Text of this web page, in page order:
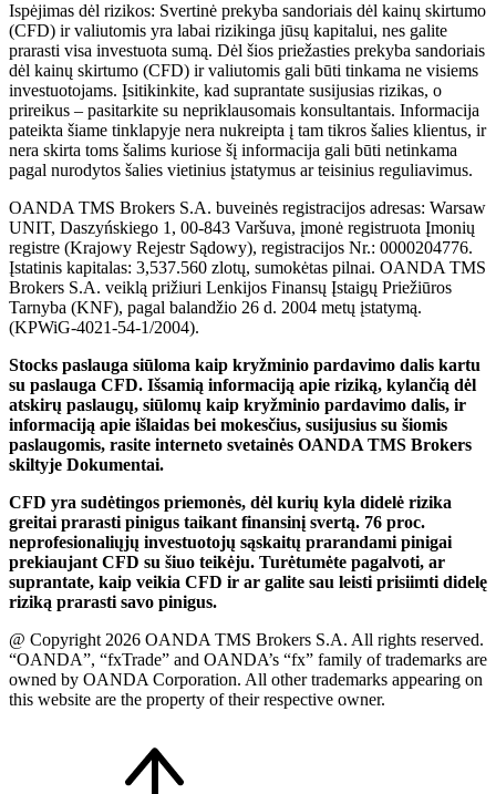
Ispėjimas dėl rizikos: Svertinė prekyba sandoriais dėl kainų skirtumo
(CFD) ir valiutomis yra labai rizikinga jūsų kapitalui, nes galite
prarasti visa investuota sumą. Dėl šios priežasties prekyba sandoriais
dėl kainų skirtumo (CFD) ir valiutomis gali būti tinkama ne visiems
investuotojams. Įsitikinkite, kad suprantate susijusias rizikas, o
prireikus – pasitarkite su nepriklausomais konsultantais. Informacija
pateikta šiame tinklapyje nera nukreipta į tam tikros šalies klientus, ir
nera skirta toms šalims kuriose šį informacija gali būti netinkama
pagal nurodytos šalies vietinius įstatymus ar teisinius reguliavimus.
OANDA TMS Brokers S.A. buveinės registracijos adresas: Warsaw
UNIT, Daszyńskiego 1, 00-843 Varšuva, įmonė registruota Įmonių
registre (Krajowy Rejestr Sądowy), registracijos Nr.: 0000204776.
Įstatinis kapitalas: 3,537.560 zlotų, sumokėtas pilnai. OANDA TMS
Brokers S.A. veiklą prižiuri Lenkijos Finansų Įstaigų Priežiūros
Tarnyba (KNF), pagal balandžio 26 d. 2004 metų įstatymą.
(KPWiG-4021-54-1/2004).
Stocks paslauga siūloma kaip kryžminio pardavimo dalis kartu
su paslauga CFD. Išsamią informaciją apie riziką, kylančią dėl
atskirų paslaugų, siūlomų kaip kryžminio pardavimo dalis, ir
informaciją apie išlaidas bei mokesčius, susijusius su šiomis
paslaugomis, rasite interneto svetainės OANDA TMS Brokers
skiltyje Dokumentai.
CFD yra sudėtingos priemonės, dėl kurių kyla didelė rizika
greitai prarasti pinigus taikant finansinį svertą. 76 proc.
neprofesionaliųjų investuotojų sąskaitų prarandami pinigai
prekiaujant CFD su šiuo teikėju. Turėtumėte pagalvoti, ar
suprantate, kaip veikia CFD ir ar galite sau leisti prisiimti didelę
riziką prarasti savo pinigus.
@ Copyright 2026 OANDA TMS Brokers S.A. All rights reserved.
“OANDA”, “fxTrade” and OANDA’s “fx” family of trademarks are
owned by OANDA Corporation. All other trademarks appearing on
this website are the property of their respective owner.